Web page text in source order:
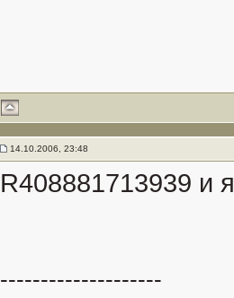
14.10.2006, 23:48
R408881713939 и
--------------------